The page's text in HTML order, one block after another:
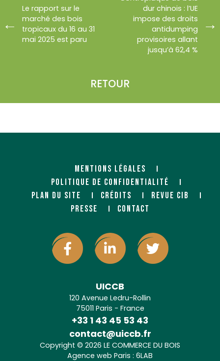
Le rapport sur le
marché des bois
tropicaux du 16 au 31
mai 2025 est paru
RETOUR
dur chinois : l’UE
impose des droits
antidumping
provisoires allant
jusqu’à 62,4 %
MENTIONS LÉGALES
POLITIQUE DE CONFIDENTIALITÉ
PLAN DU SITE
CRÉDITS
REVUE CIB
PRESSE
CONTACT
UICCB
120 Avenue Ledru-Rollin
75011 Paris - France
+33 1 43 45 53 43
contact@uiccb.fr
Copyright © 2026 LE COMMERCE DU BOIS
Agence web Paris : 6LAB